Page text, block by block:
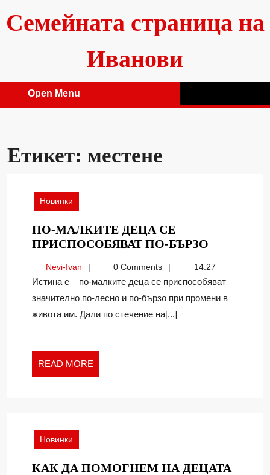
content
Семейната страница на
Иванови
Open Menu
Етикет: местене
Новинки
ПО-МАЛКИТЕ ДЕЦА СЕ
ПРИСПОСОБЯВАТ ПО-БЪРЗО
ДЕЦА
СЕ
Nevi-IvanNevi-
Ivan
0 Comments 14:27
Истина е – по-малките деца се приспособяват
значително по-лесно и по-бързо при промени в
живота им. Дали по стечение на[...]
READ MORE
MORE
Новинки
КАК ДА ПОМОГНЕМ НА ДЕЦАТА